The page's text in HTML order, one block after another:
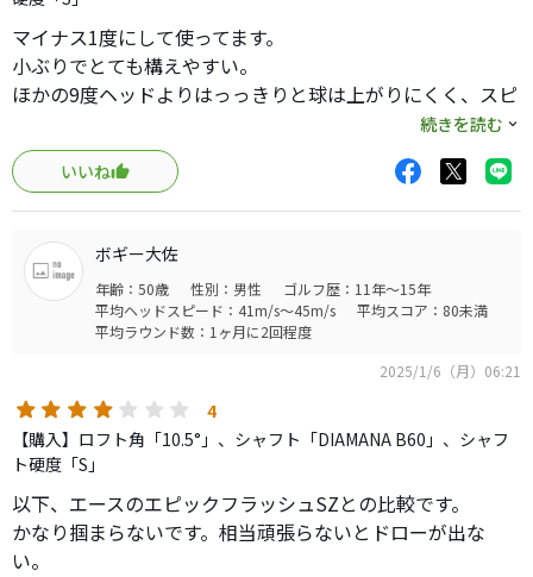
ので、楽しみです
ただ、スタンダードポジションでは球は低めです
これから調整を楽しんでいこうと思います
マイナス1度にして使ってます。
小ぶりでとても構えやすい。
ほかの9度ヘッドよりはっっきりと球は上がりにくく、スピ
ヘッドスピード48〜50くらいで振っているが、それでギリ
使えているくらいのハードなヘッド。
打点にシビアとまでは言わないが易しくはない。
今まで所有したどんなドライバーよりも初速が出るので今
後買い換えることはなさそう。
ハードヒッターで、吹け上がらない高初速ヘッドが欲しい
方はこれ一択だと思う。
続きを読む
いいね
ボギー大佐
年齢：50歳 性別：男性
ゴルフ歴：11年～15年
平均ヘッドスピード：41m/s～45m/s
平均スコア：80未満
平均ラウンド数：1ヶ月に2回程度
2025/1/6（月）06:21
4
【購入】ロフト角「10.5°」、シャフト「DIAMANA B60」、シャフ
ト硬度「S」
以下、エースのエピックフラッシュSZとの比較です。
かなり掴まらないです。相当頑張らないとドローが出な
い。